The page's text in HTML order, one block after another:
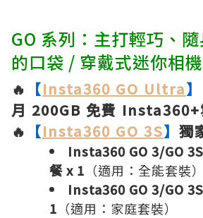
GO 系列：主打輕巧、
的口袋 / 穿戴式迷你相機
🔥 【Insta360 GO Ultra】
月 200GB 免費 Insta360+
🔥
【Insta360 GO 3S】 獨
Insta360 GO 3/GO
餐 x 1 （適用：全能套裝）
Insta360 GO 3/GO
1 （適用：家庭套裝）